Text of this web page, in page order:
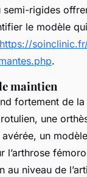
rigides
le modèle
https://
.
maintien
fortement de
une
un
l’arthrose
au niveau de